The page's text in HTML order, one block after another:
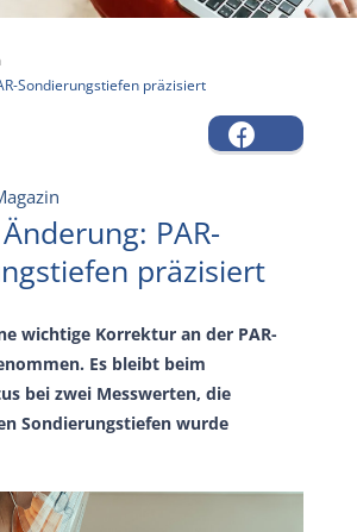
Sondierungstiefen präzisiert
PAR-
präzisiert
wichtige Korrektur an der PAR-
Es bleibt beim
bei zwei Messwerten, die
Sondierungstiefen wurde